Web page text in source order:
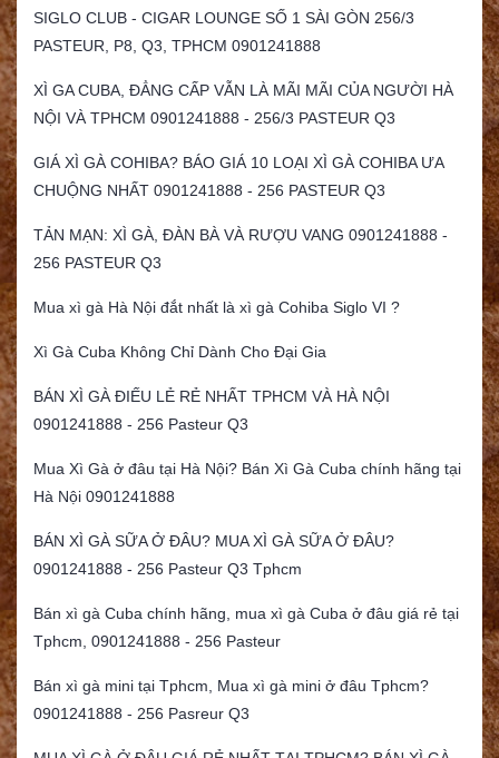
SIGLO CLUB - CIGAR LOUNGE SỐ 1 SÀI GÒN 256/3
PASTEUR, P8, Q3, TPHCM 0901241888
XÌ GA CUBA, ĐẲNG CẤP VẪN LÀ MÃI MÃI CỦA NGƯỜI HÀ
NỘI VÀ TPHCM 0901241888 - 256/3 PASTEUR Q3
GIÁ XÌ GÀ COHIBA? BÁO GIÁ 10 LOẠI XÌ GÀ COHIBA ƯA
CHUỘNG NHẤT 0901241888 - 256 PASTEUR Q3
TẢN MẠN: XÌ GÀ, ĐÀN BÀ VÀ RƯỢU VANG 0901241888 -
256 PASTEUR Q3
Mua xì gà Hà Nội đắt nhất là xì gà Cohiba Siglo VI ?
Xì Gà Cuba Không Chỉ Dành Cho Đại Gia
BÁN XÌ GÀ ĐIẾU LẺ RẺ NHẤT TPHCM VÀ HÀ NỘI
0901241888 - 256 Pasteur Q3
Mua Xì Gà ở đâu tại Hà Nội? Bán Xì Gà Cuba chính hãng tại
Hà Nội 0901241888
BÁN XÌ GÀ SỮA Ở ĐÂU? MUA XÌ GÀ SỮA Ở ĐÂU?
0901241888 - 256 Pasteur Q3 Tphcm
Bán xì gà Cuba chính hãng, mua xì gà Cuba ở đâu giá rẻ tại
Tphcm, 0901241888 - 256 Pasteur
Bán xì gà mini tại Tphcm, Mua xì gà mini ở đâu Tphcm?
0901241888 - 256 Pasreur Q3